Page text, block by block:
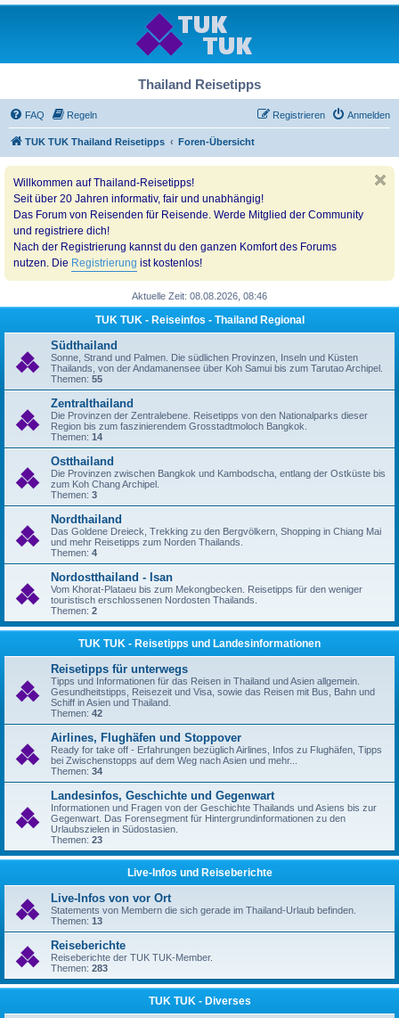
Thailand Reisetipps
FAQ Regeln Anmelden
Registrieren
TUK TUK Thailand Reisetipps Foren-Übersicht
Willkommen auf Thailand-Reisetipps!
Seit über 20 Jahren informativ, fair und unabhängig!
Das Forum von Reisenden für Reisende. Werde Mitglied der Community
und registriere dich!
Nach der Registrierung kannst du den ganzen Komfort des Forums
nutzen. Die Registrierung ist kostenlos!
Aktuelle Zeit: 08.08.2026, 08:46
TUK TUK - Reiseinfos - Thailand Regional
Südthailand
Sonne, Strand und Palmen. Die südlichen Provinzen, Inseln und Küsten
Thailands, von der Andamanensee über Koh Samui bis zum Tarutao Archipel.
Themen: 55
Zentralthailand
Die Provinzen der Zentralebene. Reisetipps von den Nationalparks dieser
Region bis zum faszinierendem Grosstadtmoloch Bangkok.
Themen: 14
Ostthailand
Die Provinzen zwischen Bangkok und Kambodscha, entlang der Ostküste bis
zum Koh Chang Archipel.
Themen: 3
Nordthailand
Das Goldene Dreieck, Trekking zu den Bergvölkern, Shopping in Chiang Mai
und mehr Reisetipps zum Norden Thailands.
Themen: 4
Nordostthailand - Isan
Vom Khorat-Plataeu bis zum Mekongbecken. Reisetipps für den weniger
touristisch erschlossenen Nordosten Thailands.
Themen: 2
TUK TUK - Reisetipps und Landesinformationen
Reisetipps für unterwegs
Tipps und Informationen für das Reisen in Thailand und Asien allgemein.
Gesundheitstipps, Reisezeit und Visa, sowie das Reisen mit Bus, Bahn und
Schiff in Asien und Thailand.
Themen: 42
Airlines, Flughäfen und Stoppover
Ready for take off - Erfahrungen bezüglich Airlines, Infos zu Flughäfen, Tipps
bei Zwischenstopps auf dem Weg nach Asien und mehr...
Themen: 34
Landesinfos, Geschichte und Gegenwart
Informationen und Fragen von der Geschichte Thailands und Asiens bis zur
Gegenwart. Das Forensegment für Hintergrundinformationen zu den
Urlaubszielen in Südostasien.
Themen: 23
Live-Infos und Reiseberichte
Live-Infos von vor Ort
Statements von Membern die sich gerade im Thailand-Urlaub befinden.
Themen: 13
Reiseberichte
Reiseberichte der TUK TUK-Member.
Themen: 283
TUK TUK - Diverses